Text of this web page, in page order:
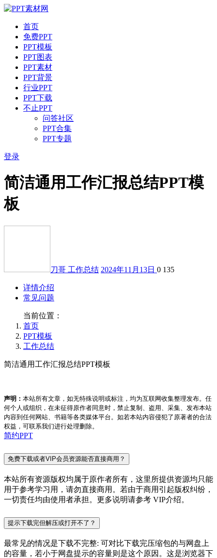
首页
免费PPT
PPT模板
PPT图表
PPT素材
PPT背景
行业PPT
PPT下载
不止PPT
问答社区
PPT合集
PPT专题
登录
简洁通用工作汇报总结PPT模
板
刀哥 工作总结 2024年11月13日 0 135
详情介绍
常见问题
当前位置：
首页
PPT模板
工作总结
简洁通用工作汇报总结PPT模板
声明： 本站所有文章，如无特殊说明或标注，均为互联网收集整理发布。任
何个人或组织，在未征得原作者同意时，禁止复制、盗用、采集、发布本站
内容到任何网站、书籍等各类媒体平台。如若本站内容侵犯了原著者的合法
权益，可联系我们进行处理删除。
简约PPT
免费下载或者VIP会员资源能否直接商用？
本站所有资源版权均属于原作者所有，这里所提供资源均只能
用于参考学习用，请勿直接商用。若由于商用引起版权纠纷，
一切责任均由使用者承担。更多说明请参考 VIP介绍。
提示下载完但解压或打开不了？
最常见的情况是下载不完整: 可对比下载完压缩包的与网盘上
的容量，若小于网盘提示的容量则是这个原因。这是浏览器下